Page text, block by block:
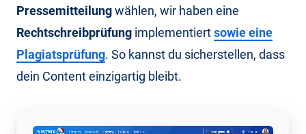
Pressemitteilungwählen, wir haben eine
Rechtschreibprüfung implementiertsowie eine
Plagiatsprüfung. So kannst du sicherstellen, dass
dein Content einzigartig bleibt.